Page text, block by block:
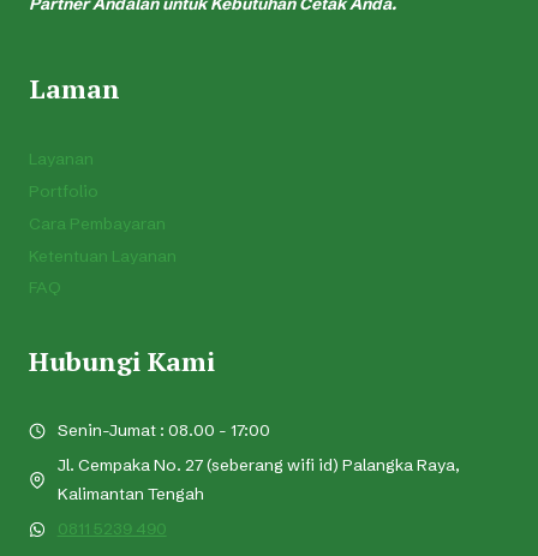
Laman
Layanan
Portfolio
Cara Pembayaran
Ketentuan Layanan
FAQ
Hubungi Kami
Senin-Jumat : 08.00 - 17:00
Jl. Cempaka No. 27 (seberang wifi id) Palangka Raya,
Kalimantan Tengah
0811 5239 490